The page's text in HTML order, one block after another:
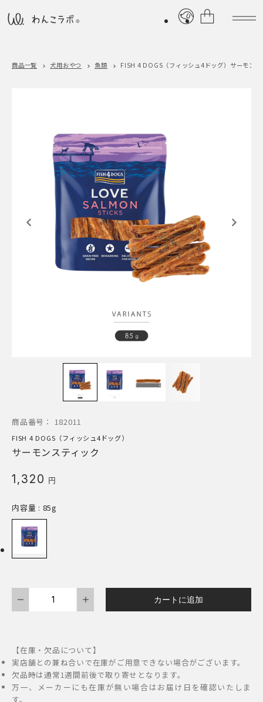
商品一覧 犬用おやつ 魚類 FISH 4 DOGS（フィッシュ4ドッグ） サーモン
商品番号： 182011
FISH 4 DOGS（フィッシュ4ドッグ）
サーモンスティック
1,320
円
内容量 : 85g
FISH4DOGS
ツ
サ
ー
カートに追加
【在庫・欠品について】
実店舗との兼ね合いで在庫がご用意できない場合がございます。
欠品時は通常1週間前後で取り寄せとなります。
万一、メーカーにも在庫が無い場合はお届け日を確認いたしま
す。